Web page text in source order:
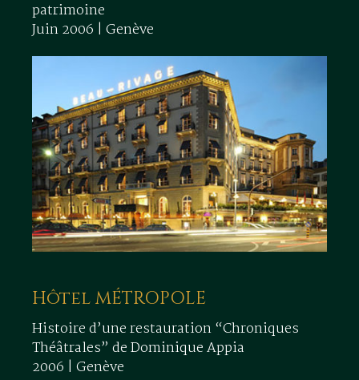
patrimoine
Juin 2006 | Genève
Hôtel MÉTROPOLE
Histoire d’une restauration “Chroniques
Théâtrales” de Dominique Appia
2006 | Genève